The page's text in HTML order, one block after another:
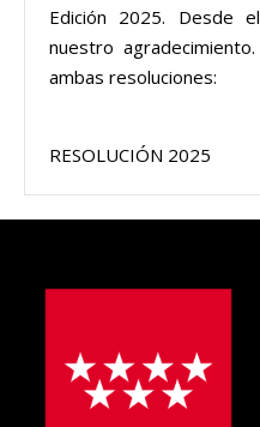
Edición 2025. Desde
nuestro
ambas resoluciones:
RESOLUCIÓN 2025